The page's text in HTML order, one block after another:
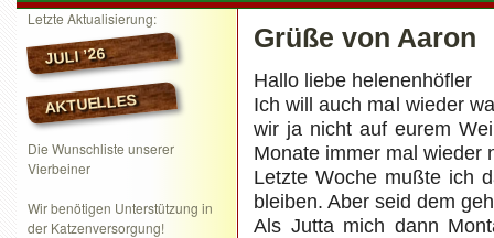
TIER GEFUNDEN KONTAKT
Letzte Aktualisierung:
JULI ’26
AKTUELLES
Die Wunschliste unserer
Vierbeiner
Wir benötigen Unterstützung in
der Katzenversorgung!
Grüße von Aaron
Hallo liebe helenenhöfler
Ich will auch mal wieder
wir ja nicht auf eurem
Monate immer mal wieder
Letzte Woche mußte ich
bleiben. Aber seid dem
Als Jutta mich dann